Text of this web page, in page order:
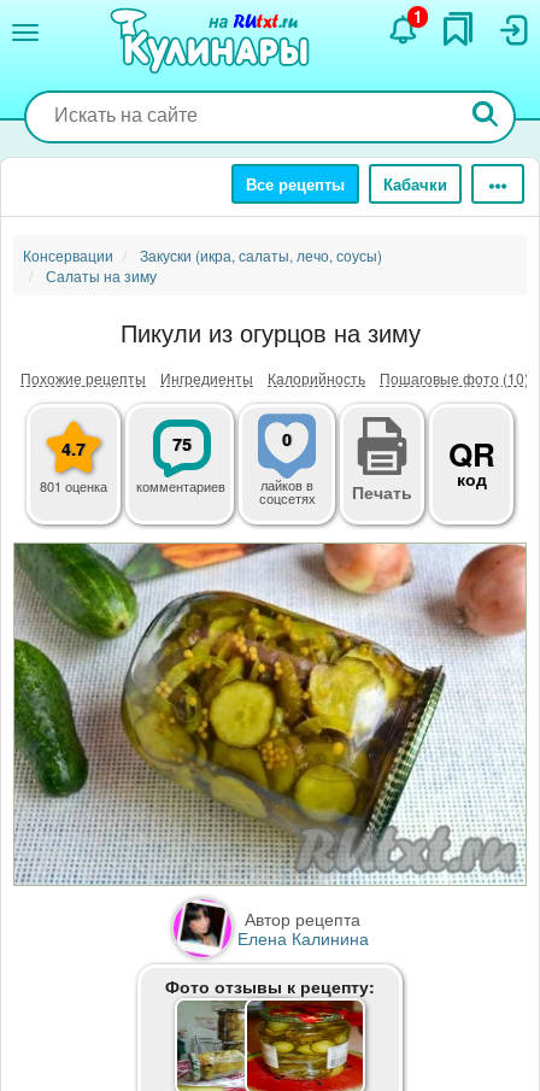
содержанию
1
Все рецепты Кабачки
Консервации
Закуски (икра, салаты, лечо, соусы)
Салаты на зиму
Пикули из огурцов на зиму
Похожие рецепты Ингредиенты Калорийность Пошаговые фото (10)
4.7
801 оценка
75
комментариев
0
лайковв
соцсетях Печать
QR
код
Автор рецепта
Елена Калинина
Фото отзывы к рецепту: